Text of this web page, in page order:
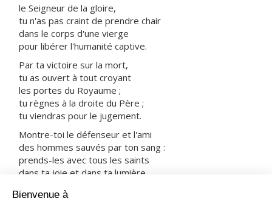
le Seigneur de la gloire,
tu n'as pas craint de prendre chair
dans le corps d'une vierge
pour libérer l'humanité captive.
Par ta victoire sur la mort,
tu as ouvert à tout croyant
les portes du Royaume ;
tu règnes à la droite du Père ;
tu viendras pour le jugement.
Montre-toi le défenseur et l'ami
des hommes sauvés par ton sang :
prends-les avec tous les saints
dans ta joie et dans ta lumière.
ORAISON